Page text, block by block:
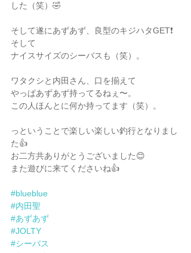
した（笑）🤣
そして遂にあずあず、良型のキジハタGET❗️
そして
ナイスサイズのシーバスも（笑）。
ワタクシと内田さん、口を揃えて
やっぱあずあず持ってるねぇ〜。
この人ほんとに何か持ってます（笑）。
っということで楽しい楽しい釣行となりまし
た👍
お二方共ありがとうございました😊
また遊びに来てくださいね👍
#blueblue
#内田聖
#あずあず
#JOLTY
#シーバス